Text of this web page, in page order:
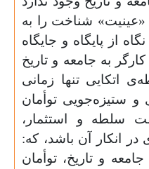
شناخت را به
از پایگاه و جایگاه
به جامعه و تاریخ
اتکایی تنها زمانی
ستیزه‌جویی توأمان
سلطه و استثمار،
انکار آن باشد، که:
و تاریخ، توأمان